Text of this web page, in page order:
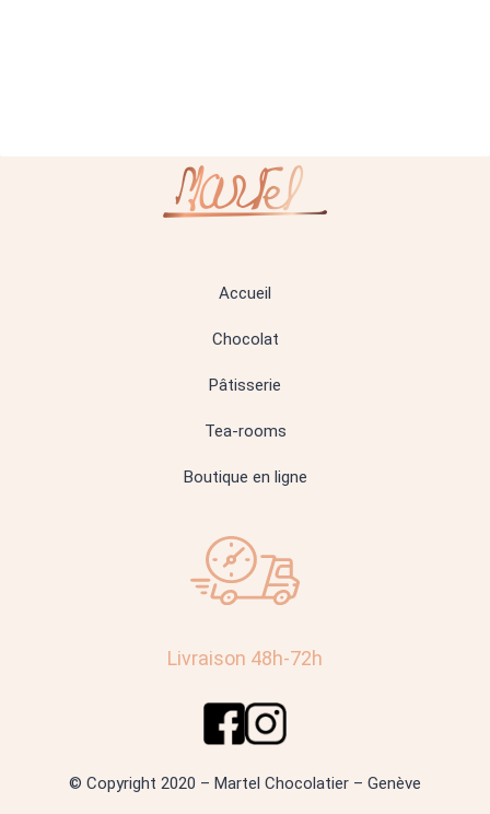
Accueil
Chocolat
Pâtisserie
Tea-rooms
Boutique en ligne
Livraison 48h-72h
© Copyright 2020 – Martel Chocolatier – Genève